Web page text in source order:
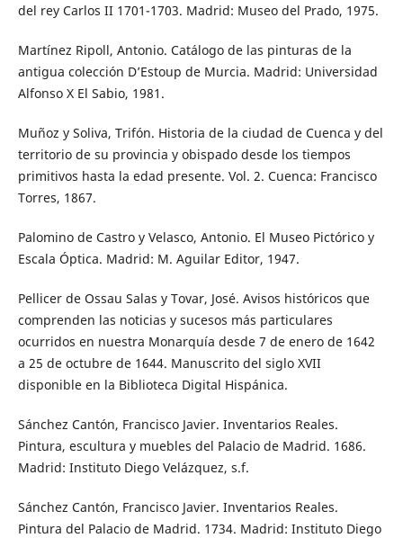
del rey Carlos II 1701-1703. Madrid: Museo del Prado, 1975.
Martínez Ripoll, Antonio. Catálogo de las pinturas de la
antigua colección D’Estoup de Murcia. Madrid: Universidad
Alfonso X El Sabio, 1981.
Muñoz y Soliva, Trifón. Historia de la ciudad de Cuenca y del
territorio de su provincia y obispado desde los tiempos
primitivos hasta la edad presente. Vol. 2. Cuenca: Francisco
Torres, 1867.
Palomino de Castro y Velasco, Antonio. El Museo Pictórico y
Escala Óptica. Madrid: M. Aguilar Editor, 1947.
Pellicer de Ossau Salas y Tovar, José. Avisos históricos que
comprenden las noticias y sucesos más particulares
ocurridos en nuestra Monarquía desde 7 de enero de 1642
a 25 de octubre de 1644. Manuscrito del siglo XVII
disponible en la Biblioteca Digital Hispánica.
Sánchez Cantón, Francisco Javier. Inventarios Reales.
Pintura, escultura y muebles del Palacio de Madrid. 1686.
Madrid: Instituto Diego Velázquez, s.f.
Sánchez Cantón, Francisco Javier. Inventarios Reales.
Pintura del Palacio de Madrid. 1734. Madrid: Instituto Diego